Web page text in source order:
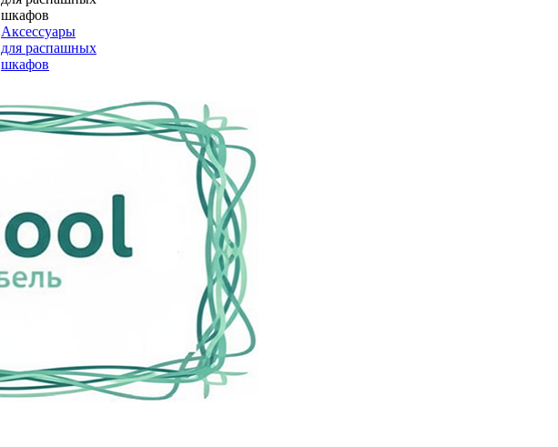
Аксессуары
для распашных
шкафов